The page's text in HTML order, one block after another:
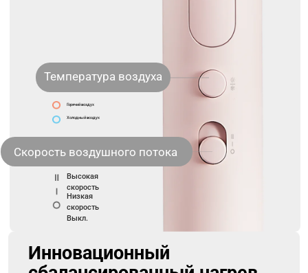
Температура воздуха
Горячий воздух
Холодный воздух
Скорость воздушного потока
Высокая
скорость
Низкая
скорость
Выкл.
Инновационный